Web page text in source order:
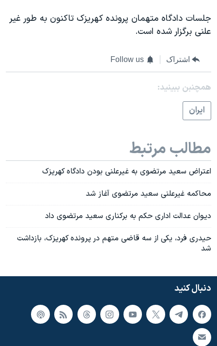
جلسات دادگاه متهمان پرونده کهریزک تاکنون به طور غیر
علنی برگزار شده است.
اشتراک Follow us
همچنبن ببینید:
ايران
مطالب مرتبط
اعتراض سعید مرتضوی به غیرعلنی بودن دادگاه کهریزک
محاکمه غیرعلنی سعید مرتضوی آغاز شد
دیوان عدالت اداری حکم به برکناری سعید مرتضوی داد
حیدری فرد، یکی از سه قاضی متهم در پرونده کهریزک، بازداشت
شد
دنبال کنید